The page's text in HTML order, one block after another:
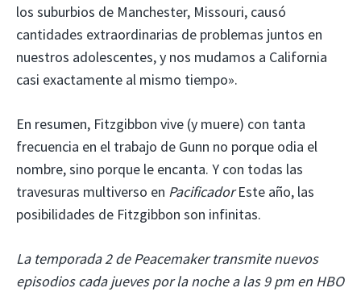
los suburbios de Manchester, Missouri, causó
cantidades extraordinarias de problemas juntos en
nuestros adolescentes, y nos mudamos a California
casi exactamente al mismo tiempo».
En resumen, Fitzgibbon vive (y muere) con tanta
frecuencia en el trabajo de Gunn no porque odia el
nombre, sino porque le encanta. Y con todas las
travesuras multiverso en PacificadorEste año, las
posibilidades de Fitzgibbon son infinitas.
La temporada 2 de Peacemaker transmite nuevos
episodios cada jueves por la noche a las 9 pm en HBO